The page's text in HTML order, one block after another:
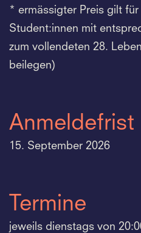
* ermässigter Preis gilt
Student:innen mit
zum vollendeten 28.
beilegen)
Anmeldefrist
15. September 2026
Termine
jeweils dienstags von